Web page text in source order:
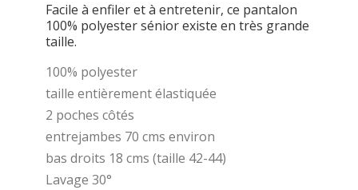
Facile à enfiler et à entretenir, ce pantalon
100% polyester sénior existe en très grande
taille.
100% polyester
taille entièrement élastiquée
2 poches côtés
entrejambes 70 cms environ
bas droits 18 cms (taille 42-44)
Lavage 30°